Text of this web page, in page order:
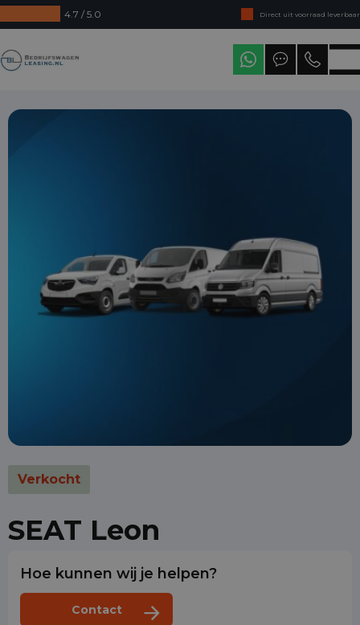
4.7 / 5.0
Direct uit voorraad leverbaar
Levering in heel Nederland
Verkocht
SEAT Leon
Hoe kunnen wij je helpen?
Contact